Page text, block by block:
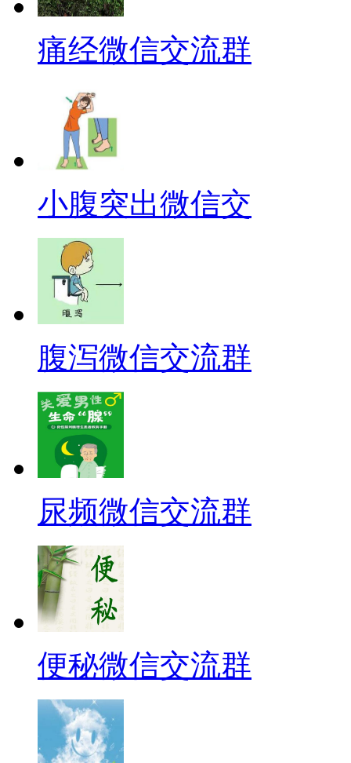
痛经微信交流群
小腹突出微信交
腹泻微信交流群
尿频微信交流群
便秘微信交流群